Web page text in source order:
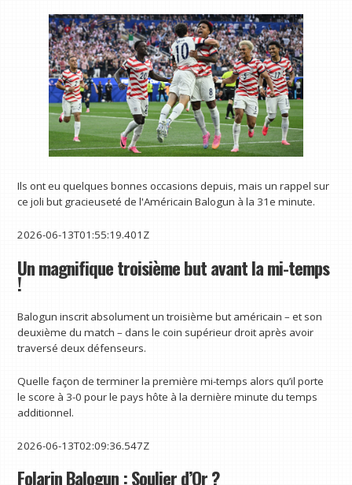
Ils ont eu quelques bonnes occasions depuis, mais un rappel sur
ce joli but gracieuseté de l'Américain Balogun à la 31e minute.
2026-06-13T01:55:19.401Z
Un magnifique troisième but avant la mi-temps
!
Balogun inscrit absolument un troisième but américain – et son
deuxième du match – dans le coin supérieur droit après avoir
traversé deux défenseurs.
Quelle façon de terminer la première mi-temps alors qu’il porte
le score à 3-0 pour le pays hôte à la dernière minute du temps
additionnel.
2026-06-13T02:09:36.547Z
Folarin Balogun : Soulier d’Or ?